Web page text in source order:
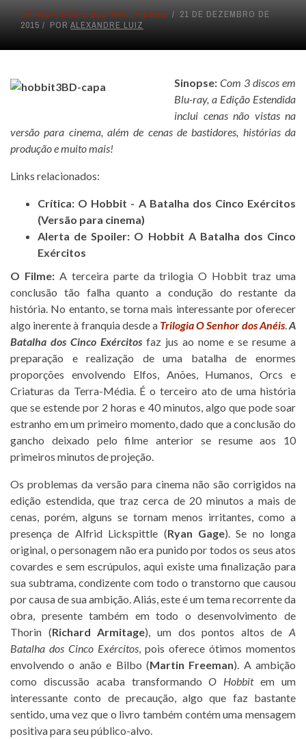
CRÍTICA, DVD E BLU-RAY , FILMES
21 DE DEZEMBRO DE
2015
POR ALEXANDRE LUIZ
Sinopse: Com 3 discos em
Blu-ray, a Edição Estendida
inclui cenas não vistas na
versão para cinema, além de cenas de bastidores, histórias da
produção e muito mais!
Links relacionados:
Crítica: O Hobbit - A Batalha dos Cinco Exércitos
(Versão para cinema)
Alerta de Spoiler: O Hobbit A Batalha dos Cinco
Exércitos
O Filme:A terceira parte da trilogia O Hobbit traz uma
conclusão tão falha quanto a condução do restante da
história. No entanto, se torna mais interessante por oferecer
algo inerente à franquia desde a Trilogia O Senhor dos Anéis.A
Batalha dos Cinco Exércitos faz jus ao nome e se resume a
preparação e realização de uma batalha de enormes
proporções envolvendo Elfos, Anões, Humanos, Orcs e
Criaturas da Terra-Média. É o terceiro ato de uma história
que se estende por 2 horas e 40 minutos, algo que pode soar
estranho em um primeiro momento, dado que a conclusão do
gancho deixado pelo filme anterior se resume aos 10
primeiros minutos de projeção.
Os problemas da versão para cinema não são corrigidos na
edição estendida, que traz cerca de 20 minutos a mais de
cenas, porém, alguns se tornam menos irritantes, como a
presença de Alfrid Lickspittle (Ryan Gage). Se no longa
original, o personagem não era punido por todos os seus atos
covardes e sem escrúpulos, aqui existe uma finalização para
sua subtrama, condizente com todo o transtorno que causou
por causa de sua ambição. Aliás, este é um tema recorrente da
obra, presente também em todo o desenvolvimento de
Thorin (Richard Armitage), um dos pontos altos de A
Batalha dos Cinco Exércitos, pois oferece ótimos momentos
envolvendo o anão e Bilbo (Martin Freeman). A ambição
como discussão acaba transformandoO Hobbitem um
interessante conto de precaução, algo que faz bastante
sentido, uma vez que o livro também contém uma mensagem
positiva para seu público-alvo.